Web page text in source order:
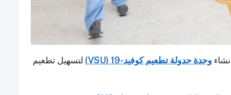
وحدة جدولة تطعيم كوفيد-19 (VSU)
لتسهيل تطعيم